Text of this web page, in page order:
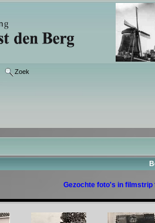
Zoek
Gezochte foto's in filmstrip